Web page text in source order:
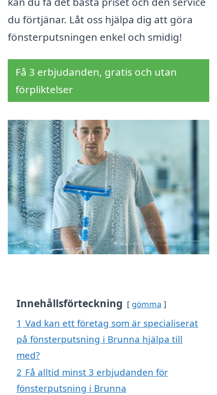
du förtjänar. Låt oss hjälpa dig att göra
fönsterputsningen enkel och smidig!
Få 3 erbjudanden, gratis och utan
förpliktelser
Innehållsförteckning gömma
1 Vad kan ett företag som är specialiserat
på fönsterputsning i Brunna hjälpa till
med?
2 Få alltid minst 3 erbjudanden för
fönsterputsning i Brunna